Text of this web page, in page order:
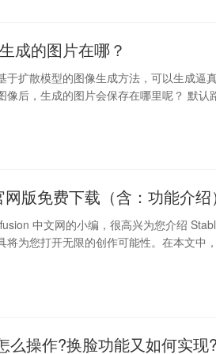
成的图片在哪？
于扩散模型的图像生成方法，可以生成逼
像后，生成的图片会保存在哪里呢？ 默
版免费下载（含：功能介绍）
中文网的小编，很高兴为您介绍
将为您打开无限的创作可能性。在本文中
么操作?换脸功能又如何实现?